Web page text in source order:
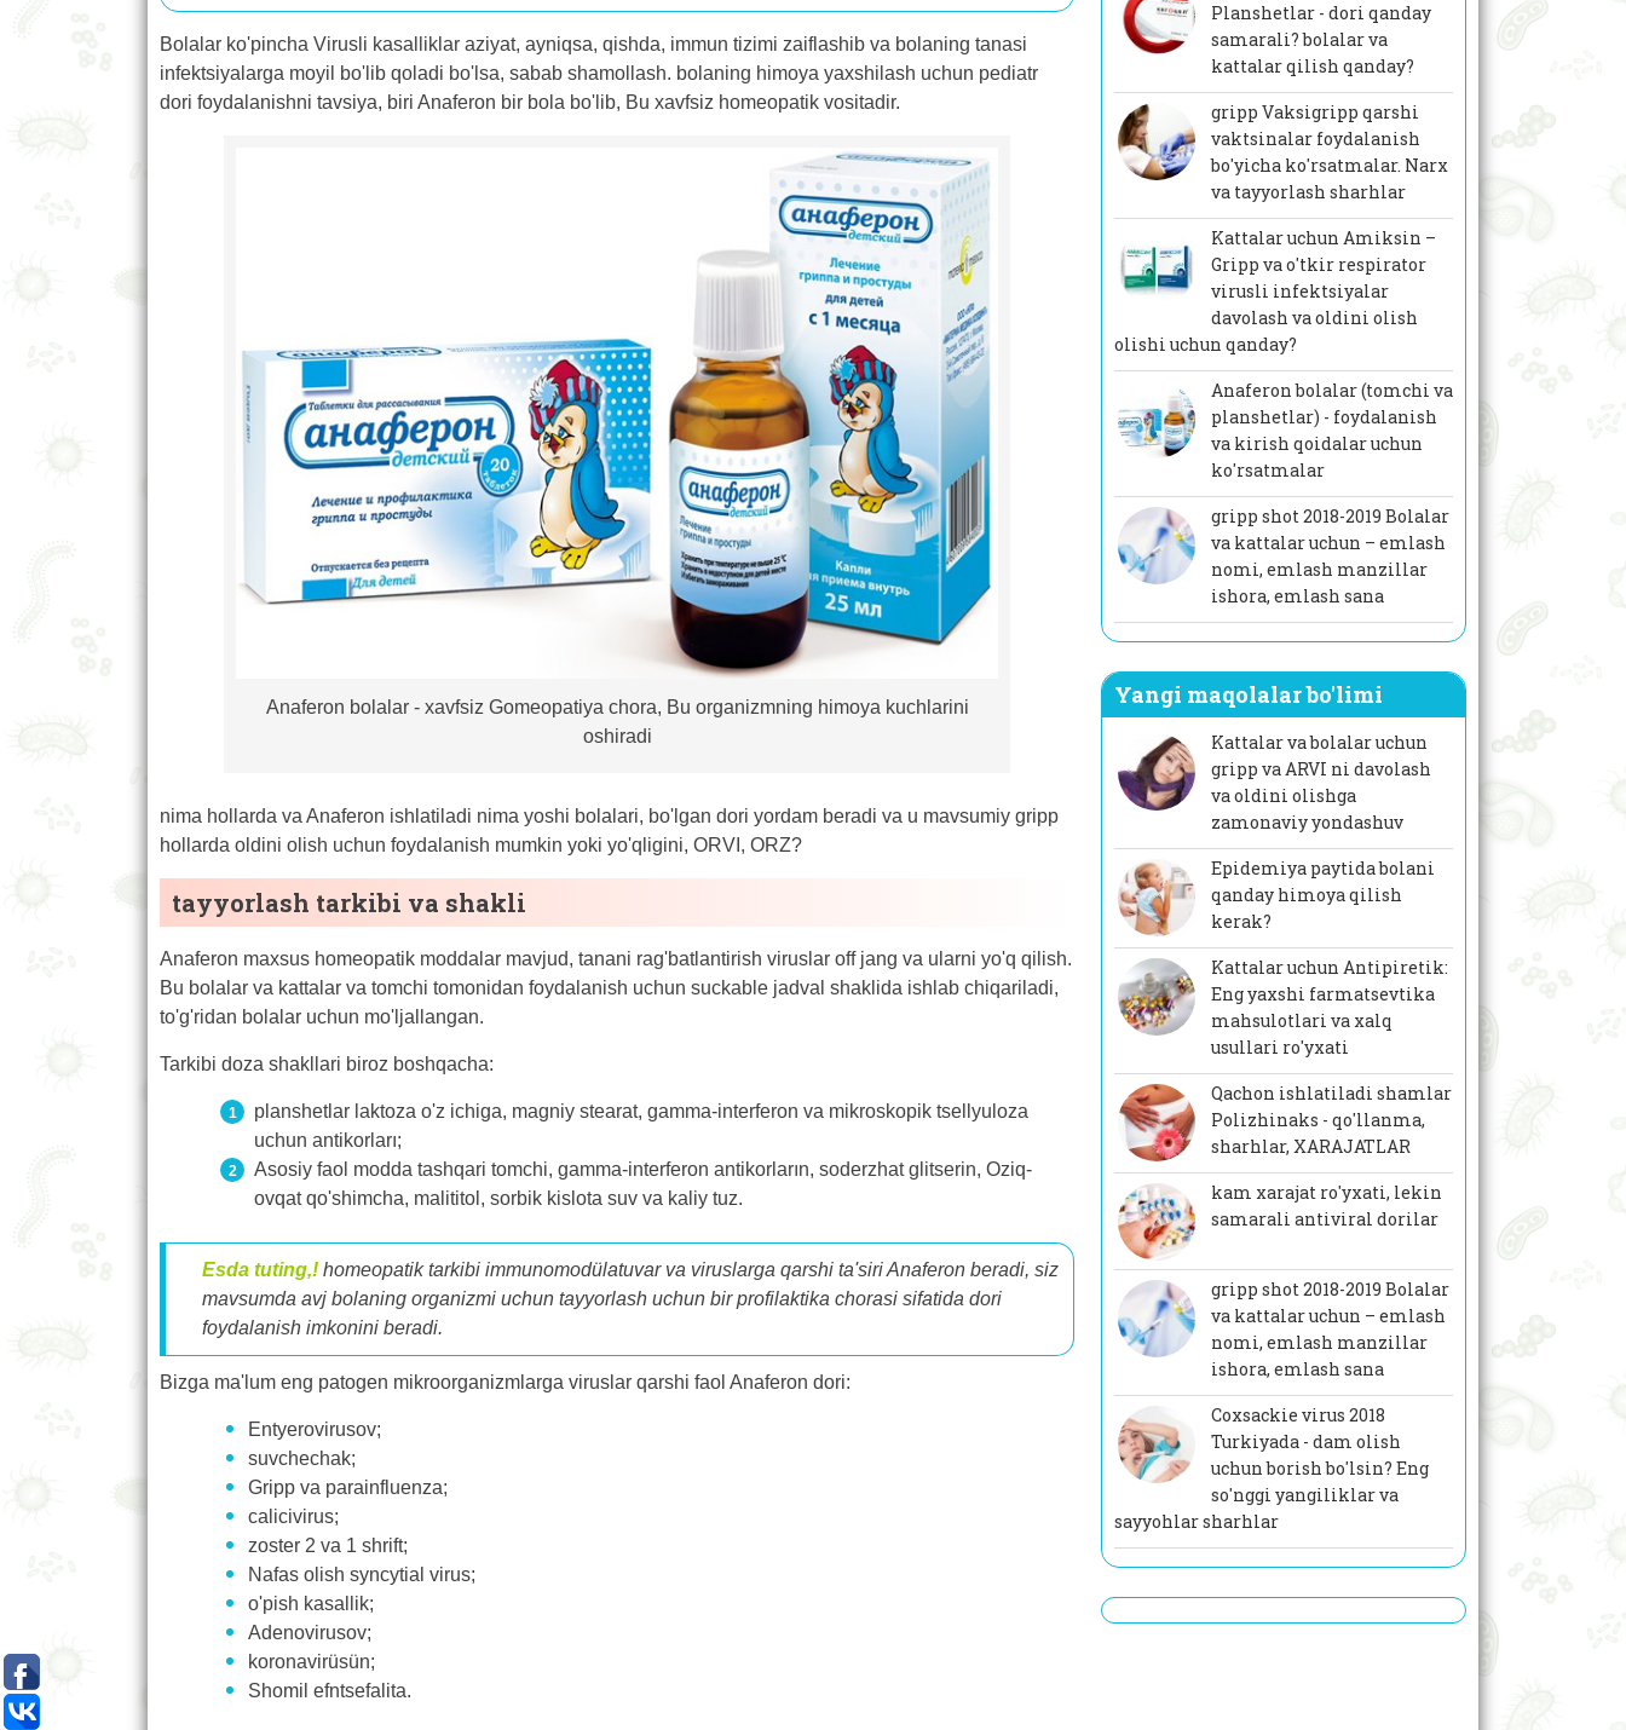
Bolalar ko'pincha Virusli kasalliklar aziyat, ayniqsa, qishda, immun tizimi zaiflashib va ​​bolaning tanasi
infektsiyalarga moyil bo'lib qoladi bo'lsa, sabab shamollash. bolaning himoya yaxshilash uchun pediatr
dori foydalanishni tavsiya, biri Anaferon bir bola bo'lib, Bu xavfsiz homeopatik vositadir.
Anaferon bolalar - xavfsiz Gomeopatiya chora, Bu organizmning himoya kuchlarini
oshiradi
nima hollarda va Anaferon ishlatiladi nima yoshi bolalari, bo'lgan dori yordam beradi va u mavsumiy gripp
hollarda oldini olish uchun foydalanish mumkin yoki yo'qligini, ORVI, ORZ?
tayyorlash tarkibi va shakli
Anaferon maxsus homeopatik moddalar mavjud, tanani rag'batlantirish viruslar off jang va ularni yo'q qilish.
Bu bolalar va kattalar va tomchi tomonidan foydalanish uchun suckable jadval shaklida ishlab chiqariladi,
to'g'ridan bolalar uchun mo'ljallangan.
Tarkibi doza shakllari biroz boshqacha:
planshetlar laktoza o'z ichiga, magniy stearat, gamma-interferon va mikroskopik tsellyuloza
uchun antikorları;
Asosiy faol modda tashqari tomchi, gamma-interferon antikorların, soderzhat glitserin, Oziq-
ovqat qo'shimcha, malititol, sorbik kislota suv va kaliy tuz.
Esda tuting,! homeopatik tarkibi immunomodülatuvar va viruslarga qarshi ta'siri Anaferon beradi, siz
mavsumda avj bolaning organizmi uchun tayyorlash uchun bir profilaktika chorasi sifatida dori
foydalanish imkonini beradi.
Bizga ma'lum eng patogen mikroorganizmlarga viruslar qarshi faol Anaferon dori:
Entyerovirusov;
suvchechak;
Gripp va parainfluenza;
calicivirus;
zoster 2 va 1 shrift;
Nafas olish syncytial virus;
o'pish kasallik;
Adenovirusov;
koronavirüsün;
Shomil efntsefalita.
Planshetlar - dori qanday
samarali? bolalar va
kattalar qilish qanday?
gripp Vaksigripp qarshi
vaktsinalar foydalanish
bo'yicha ko'rsatmalar. Narx
va tayyorlash sharhlar
Kattalar uchun Amiksin –
Gripp va o'tkir respirator
virusli infektsiyalar
davolash va oldini olish
olishi uchun qanday?
Anaferon bolalar (tomchi va
planshetlar) - foydalanish
va kirish qoidalar uchun
ko'rsatmalar
gripp shot 2018-2019 Bolalar
va kattalar uchun – emlash
nomi, emlash manzillar
ishora, emlash sana
Yangi maqolalar bo'limi
Kattalar va bolalar uchun
gripp va ARVI ni davolash
va oldini olishga
zamonaviy yondashuv
Epidemiya paytida bolani
qanday himoya qilish
kerak?
Kattalar uchun Antipiretik:
Eng yaxshi farmatsevtika
mahsulotlari va xalq
usullari ro'yxati
Qachon ishlatiladi shamlar
Polizhinaks - qo'llanma,
sharhlar, XARAJATLAR
kam xarajat ro'yxati, lekin
samarali antiviral dorilar
gripp shot 2018-2019 Bolalar
va kattalar uchun – emlash
nomi, emlash manzillar
ishora, emlash sana
Coxsackie virus 2018
Turkiyada - dam olish
uchun borish bo'lsin? Eng
so'nggi yangiliklar va
sayyohlar sharhlar